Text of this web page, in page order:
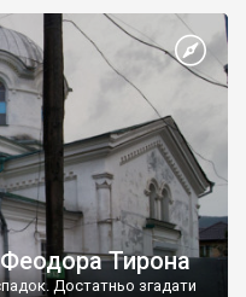
Тирона
Достатньо згадати